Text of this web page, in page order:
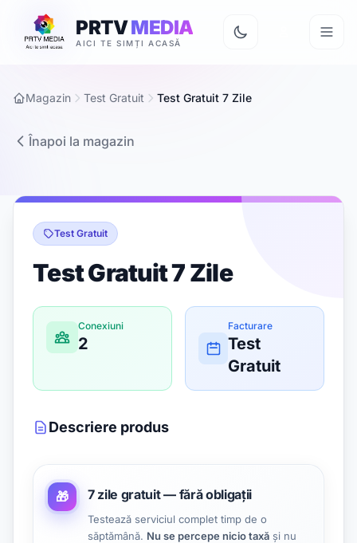
PRTVMEDIA
AICI TE SIMȚI ACASĂ
Magazin Test Gratuit Test Gratuit 7 Zile
Înapoi la magazin
Test Gratuit
Test Gratuit 7 Zile
Conexiuni
2
Facturare
Test
Gratuit
Descriere produs
🎁 7 zile gratuit — fără obligații
Testează serviciul complet timp de o
săptămână. Nu se percepe nicio taxă și nu